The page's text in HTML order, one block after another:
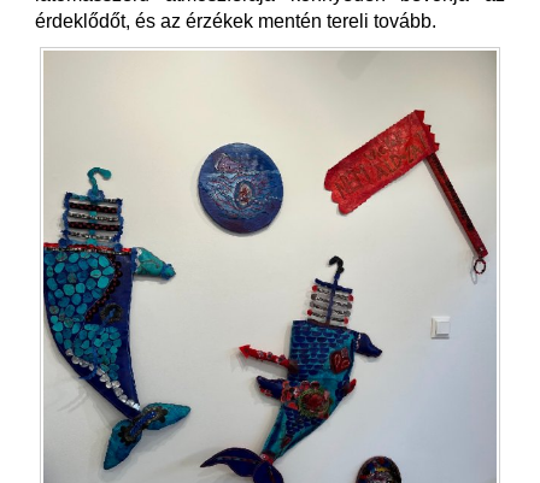
érdeklődőt, és az érzékek mentén tereli tovább.